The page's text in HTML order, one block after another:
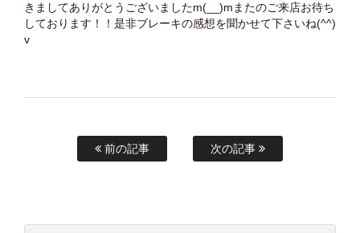
きましてありがとうございましたm(__)mまたのご来店お待ち
しております！！是非ブレーキの感想を聞かせて下さいね(^^)
v
前の記事 次の記事